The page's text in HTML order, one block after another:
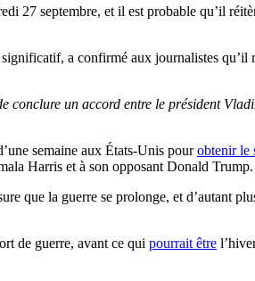
septembre, et il est probable qu’il
a confirmé aux journalistes qu’il
conclure un accord entre le président
semaine aux États-Unis pourobtenir le
Harris et à son opposant Donald Trump.
que la guerre se prolonge, et d’autant
de guerre, avant ce qui pourrait être